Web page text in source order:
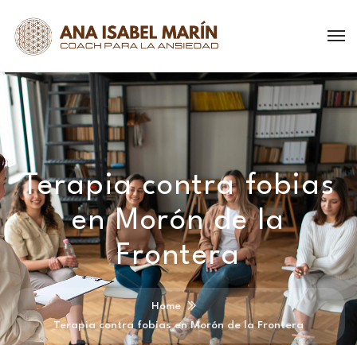
Terapia contra fobias
en Morón de la
Frontera
Home
Terapia contra fobias en Morón de la Frontera